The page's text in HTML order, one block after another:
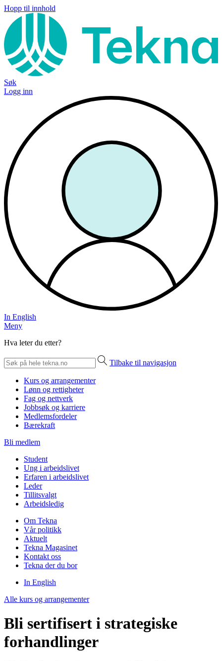
Hopp til innhold
Søk
Logg inn
In English
Meny
Hva leter du etter?
Tilbake til navigasjon
Kurs og arrangementer
Lønn og rettigheter
Fag og nettverk
Jobbsøk og karriere
Medlemsfordeler
Bærekraft
Bli medlem
Student
Ung i arbeidslivet
Erfaren i arbeidslivet
Leder
Tillitsvalgt
Arbeidsledig
Om Tekna
Vår politikk
Aktuelt
Tekna Magasinet
Kontakt oss
Tekna der du bor
In English
Alle kurs og arrangementer
Bli sertifisert i strategiske
forhandlinger